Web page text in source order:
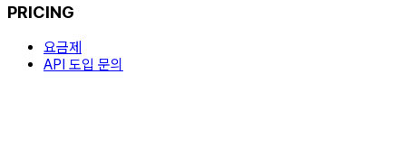
PRICING
요금제
API 도입 문의